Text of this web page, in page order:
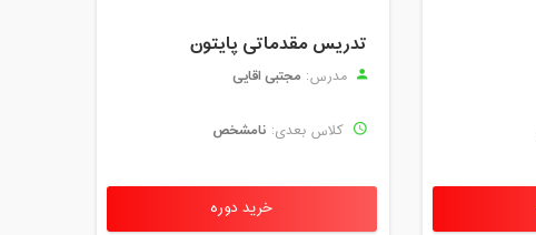
تدریس مقدماتی پایتون
مدرس: مجتبی اقایی
کلاس بعدی: نامشخص
خرید دوره